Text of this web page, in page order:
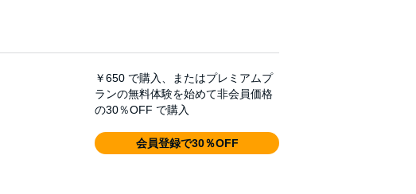
￥650 で購入、またはプレミアムプ
ランの無料体験を始めて非会員価格
の30％OFF で購入
会員登録で30％OFF